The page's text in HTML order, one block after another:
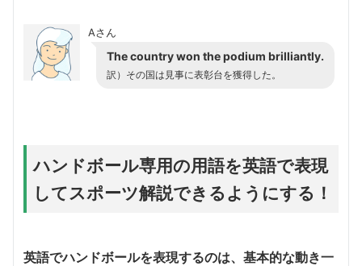
Aさん
The country won the podium brilliantly.
訳）その国は見事に表彰台を獲得した。
ハンドボール専用の用語を英語で表現
してスポーツ解説できるようにする！
英語でハンドボールを表現するのは、基本的な動き一